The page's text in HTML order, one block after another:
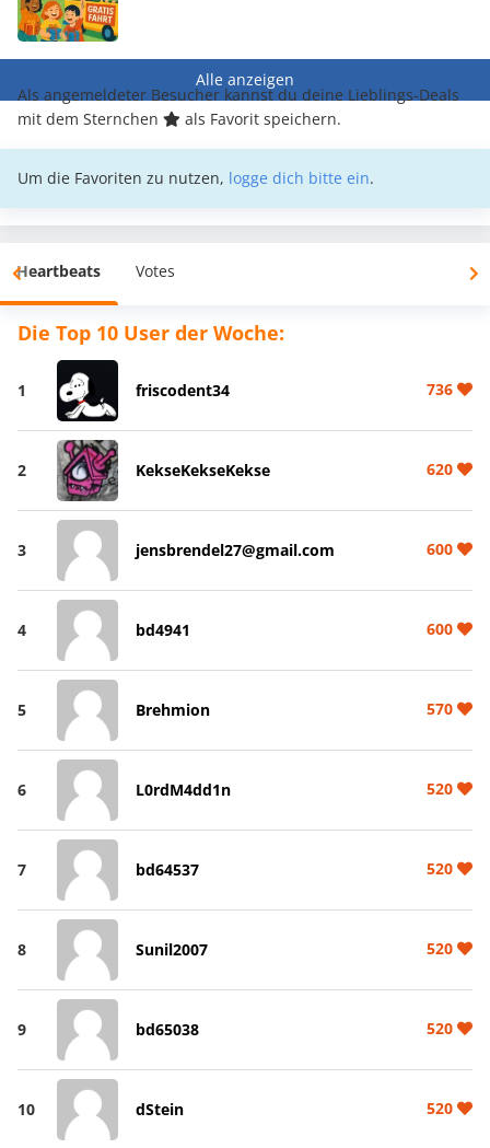
Alle anzeigen
Als angemeldeter Besucher kannst du deine Lieblings-Deals
mit dem Sternchen
als Favorit speichern.
Um die Favoriten zu nutzen, logge dich bitte ein.
Heartbeats Votes
Die Top 10 User der Woche:
1 friscodent34 736
2 KekseKekseKekse 620
3 jensbrendel27@gmail.com 600
4 bd4941 600
5 Brehmion 570
6 L0rdM4dd1n 520
7 bd64537 520
8 Sunil2007 520
9 bd65038 520
10 dStein 520